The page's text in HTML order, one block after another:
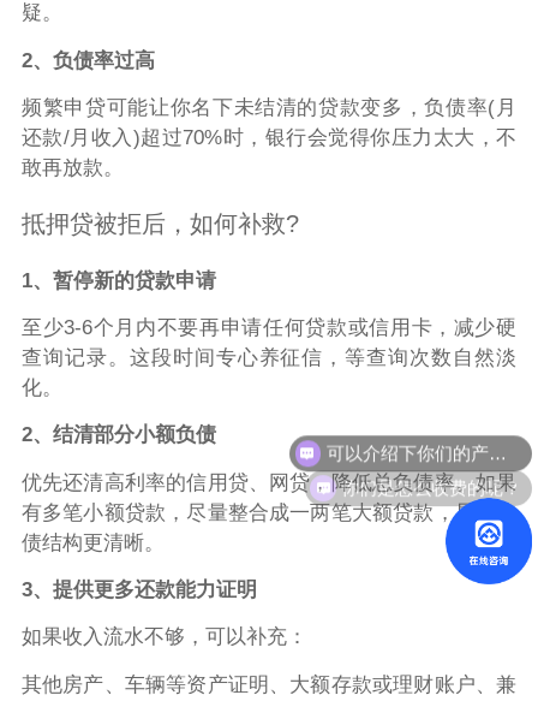
疑。
2、负债率过高
频繁申贷可能让你名下未结清的贷款变多，负债率(月
还款/月收入)超过70%时，银行会觉得你压力太大，不
敢再放款。
抵押贷被拒后，如何补救?
1、暂停新的贷款申请
至少3-6个月内不要再申请任何贷款或信用卡，减少硬
查询记录。这段时间专心养征信，等查询次数自然淡
化。
2、结清部分小额负债
优先还清高利率的信用贷、网贷，降低总负债率。如果
有多笔小额贷款，尽量整合成一两笔大额贷款，显得负
债结构更清晰。
3、提供更多还款能力证明
如果收入流水不够，可以补充：
其他房产、车辆等资产证明、大额存款或理财账户、兼
你们是怎么收费的呢？